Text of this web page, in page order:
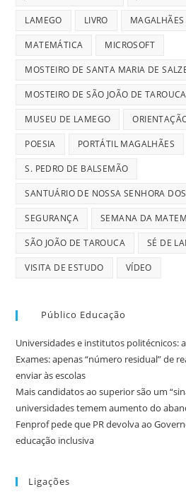
LAMEGO LIVRO MAGALHÃES
MATEMÁTICA MICROSOFT
MOSTEIRO DE SANTA MARIA DE
MOSTEIRO DE SÃO JOÃO DE TAROUCA
MUSEU DE LAMEGO
POESIA PORTÁTIL MAGALHÃES
S. PEDRO DE BALSEMÃO
SANTUÁRIO DE NOSSA SENHORA
SEGURANÇA SEMANA DA
SÃO JOÃO DE TAROUCA SÉ DE
VISITA DE ESTUDO VÍDEO
Público Educação
Universidades e institutos politécnicos:
Exames: apenas “número residual” de
enviar às escolas
Mais candidatos ao superior são um
universidades temem aumento do
Fenprof pede que PR devolva ao
educação inclusiva
Ligações